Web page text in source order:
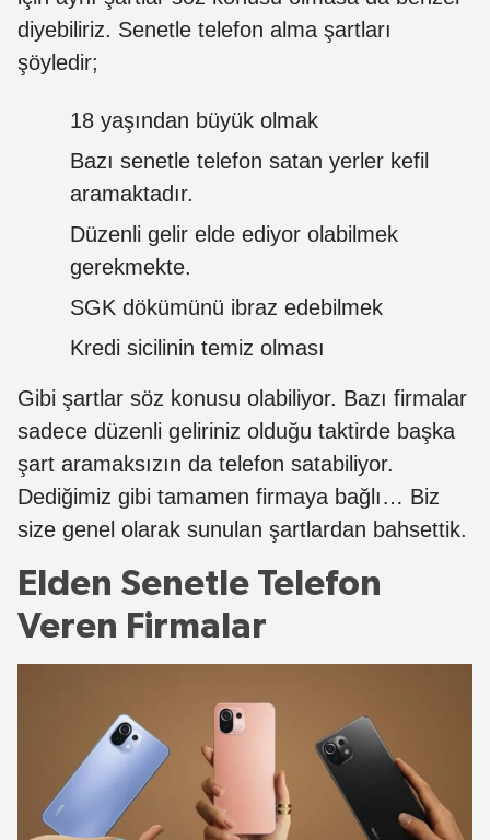
diyebiliriz. Senetle telefon alma şartları
şöyledir;
18 yaşından büyük olmak
Bazı senetle telefon satan yerler kefil
aramaktadır.
Düzenli gelir elde ediyor olabilmek
gerekmekte.
SGK dökümünü ibraz edebilmek
Kredi sicilinin temiz olması
Gibi şartlar söz konusu olabiliyor. Bazı firmalar
sadece düzenli geliriniz olduğu taktirde başka
şart aramaksızın da telefon satabiliyor.
Dediğimiz gibi tamamen firmaya bağlı… Biz
size genel olarak sunulan şartlardan bahsettik.
Elden Senetle Telefon
Veren Firmalar